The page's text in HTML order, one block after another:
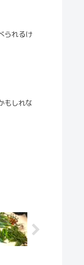
られるけ
もしれな